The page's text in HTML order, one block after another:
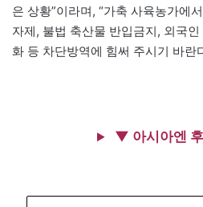
은 상황”이라며, “가축 사육농가에
자제, 불법 축산물 반입금지, 외국
화 등 차단방역에 힘써 주시기 바란
▼ 아시아엔